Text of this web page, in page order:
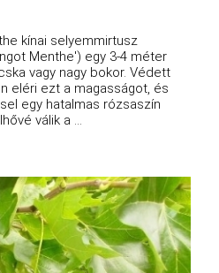
kínai selyemmirtusz
Menthe') egy 3-4 méter
vagy nagy bokor. Védett
eléri ezt a magasságot, és
egy hatalmas rózsaszín
válik a ...